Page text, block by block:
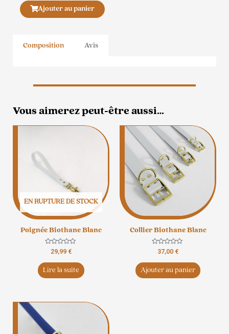
quantité
MINT
Ajouter au panier
Composition Avis
Vous aimerez peut-être aussi…
EN RUPTURE DE STOCK
Poignée Biothane Blanc
Note
sur
5
29,99 €
Lire la suite
Collier Biothane Blanc
Note
sur
37,00 €
Ajouter au panier